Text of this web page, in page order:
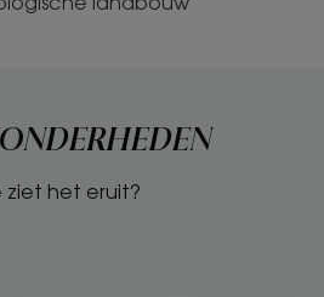
ziet het eruit?